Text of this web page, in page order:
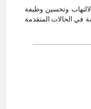
وتحسين وظيفة
في الحالات المتقدمة